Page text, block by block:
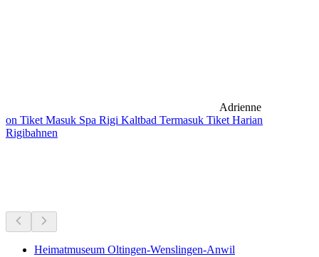
Adrienne
on Tiket Masuk Spa Rigi Kaltbad Termasuk Tiket Harian
Rigibahnen
Heimatmuseum Oltingen-Wenslingen-Anwil